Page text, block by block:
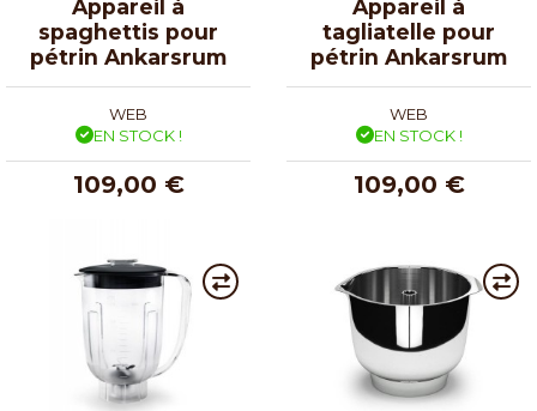
Appareil à
spaghettis pour
pétrin Ankarsrum
WEB
EN STOCK !
109,00 €
Appareil à
tagliatelle pour
pétrin Ankarsrum
WEB
EN STOCK !
109,00 €